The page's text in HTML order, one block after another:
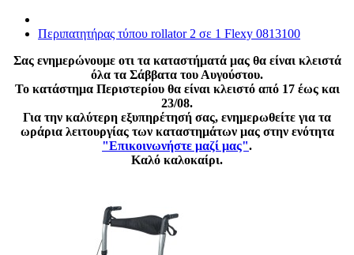
Περιπατητήρας τύπου rollator 2 σε 1 Flexy 0813100
Σας ενημερώνουμε οτι τα καταστήματά μας θα είναι κλειστά
όλα τα Σάββατα του Αυγούστου.
Το κατάστημα Περιστερίου θα είναι κλειστό από 17 έως και
23/08.
Για την καλύτερη εξυπηρέτησή σας, ενημερωθείτε για τα
ωράρια λειτουργίας των καταστημάτων μας στην ενότητα
"Επικοινωνήστε μαζί μας".
Καλό καλοκαίρι.